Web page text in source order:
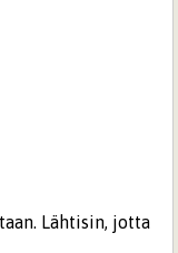
Lähtisin, jotta